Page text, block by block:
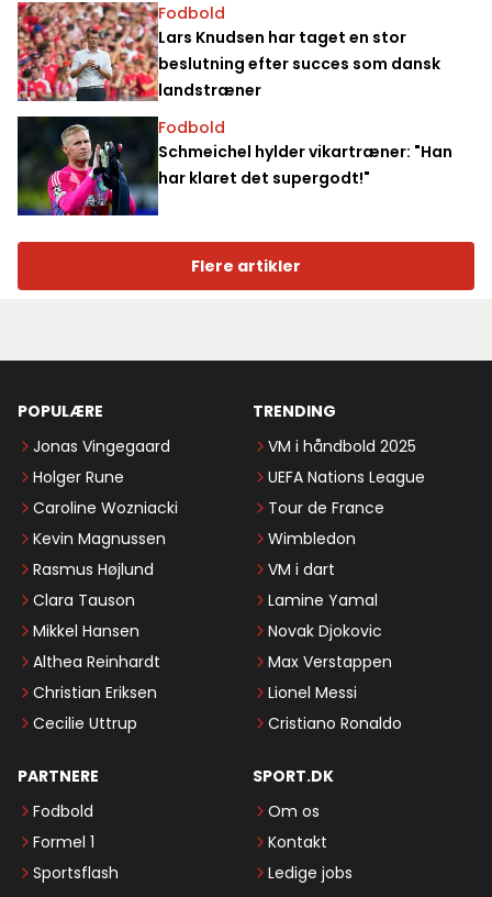
Fodbold
Lars Knudsen har taget en stor
beslutning efter succes som dansk
landstræner
Fodbold
Schmeichel hylder vikartræner: "Han
har klaret det supergodt!"
Flere artikler
POPULÆRE
Jonas Vingegaard
Holger Rune
Caroline Wozniacki
Kevin Magnussen
Rasmus Højlund
Clara Tauson
Mikkel Hansen
Althea Reinhardt
Christian Eriksen
Cecilie Uttrup
TRENDING
VM i håndbold 2025
UEFA Nations League
Tour de France
Wimbledon
VM i dart
Lamine Yamal
Novak Djokovic
Max Verstappen
Lionel Messi
Cristiano Ronaldo
PARTNERE
Fodbold
Formel 1
Sportsflash
SPORT.DK
Om os
Kontakt
Ledige jobs